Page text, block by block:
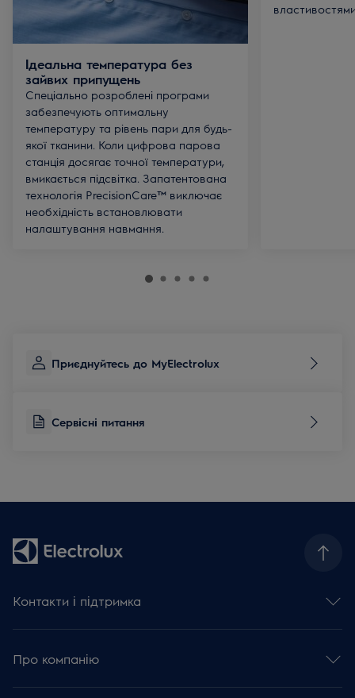
Ідеальна температура без
зайвих припущень
Спеціально розроблені програми
забезпечують оптимальну
температуру та рівень пари для будь-
якої тканини. Коли цифрова парова
станція досягає точної температури,
вмикається підсвітка. Запатентована
технологія PrecisionCare™ виключає
необхідність встановлювати
налаштування навмання.
Приєднуйтесь до MyElectrolux
Сервісні питання
Контакти і підтримка
Сервісні питання
База знань та поради
Зареєструвати виріб
Про компанію